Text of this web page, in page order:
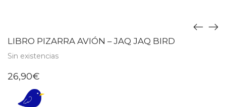
LIBRO PIZARRA AVIÓN – JAQ JAQ BIRD
Sin existencias
26,90€